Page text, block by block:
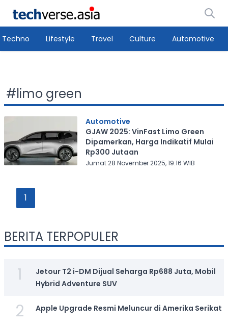
Techno Lifestyle Travel Culture Automotive
#limo green
Automotive
GJAW 2025: VinFast Limo Green
Dipamerkan, Harga Indikatif Mulai
Rp300 Jutaan
Jumat 28 November 2025, 19:16 WIB
1
BERITA TERPOPULER
1
Jetour T2 i-DM Dijual Seharga Rp688 Juta, Mobil
Hybrid Adventure SUV
2 Apple Upgrade Resmi Meluncur di Amerika Serikat